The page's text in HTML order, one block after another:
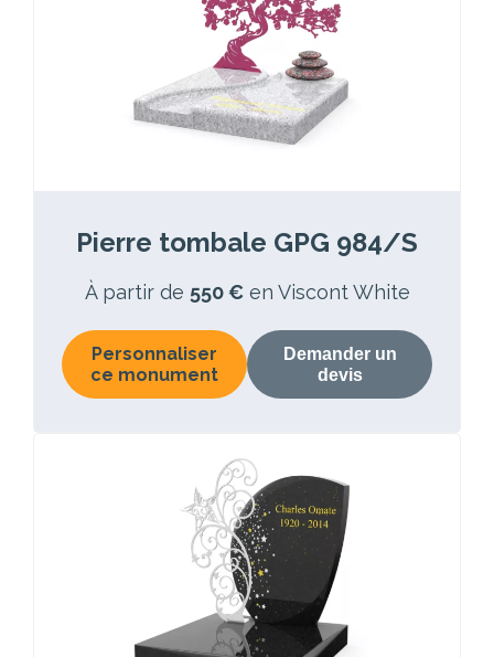
Pierre tombale GPG 984/S
À partir de 550 € en Viscont White
Personnaliser
ce monument
Demander un
devis